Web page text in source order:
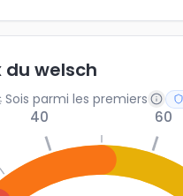
welsch
Sois parmi les premiers
40 60